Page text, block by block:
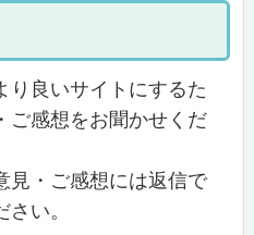
り良いサイトにするた
ご感想をお聞かせくだ
見・ご感想には返信で
い。